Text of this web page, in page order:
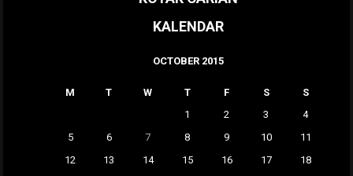
KALENDAR
OCTOBER 2015
M T W T F S
S
1
2 3
4
5
6 7 8 9 10
11
12
13 14 15 16 17
18